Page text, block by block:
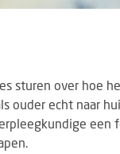
sturen over hoe
ouder echt naar